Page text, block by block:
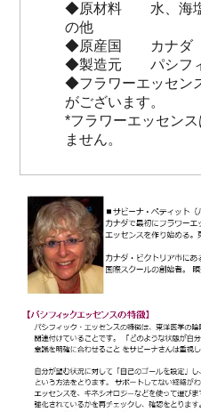
◆原材料 水、海塩
の他
◆原産国 カナダ
◆製造元 パシフィ
◆フラワーエッセン
がございます。
*フラワーエッセン
ません。